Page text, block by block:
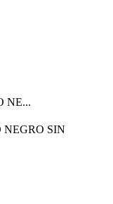
NE...
SIN